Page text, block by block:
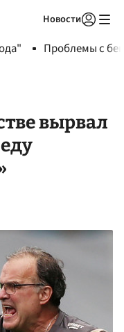
Новости
Проблемы с
вырвал